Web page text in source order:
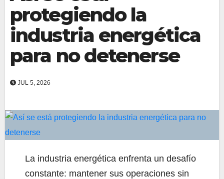
protegiendo la
industria energética
para no detenerse
JUL 5, 2026
La industria energética enfrenta un desafío
constante: mantener sus operaciones sin